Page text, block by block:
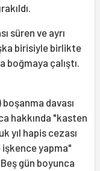
süren ve ayrı
birisiyle birlikte
çalıştı.
boşanma davası
hakkında "kasten
yıl hapis cezası
işkence yapma"
gün boyunca